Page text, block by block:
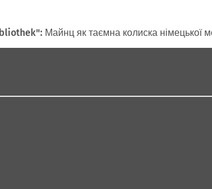
Майнц як таємна колиска німецької